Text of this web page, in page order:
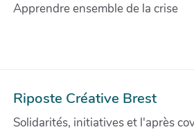
Apprendre ensemble de la crise
Riposte Créative Brest
Solidarités, initiatives et l'après